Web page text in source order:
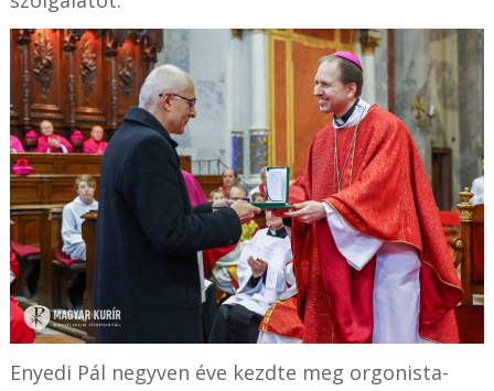
Enyedi Pál negyven éve kezdte meg orgonista-